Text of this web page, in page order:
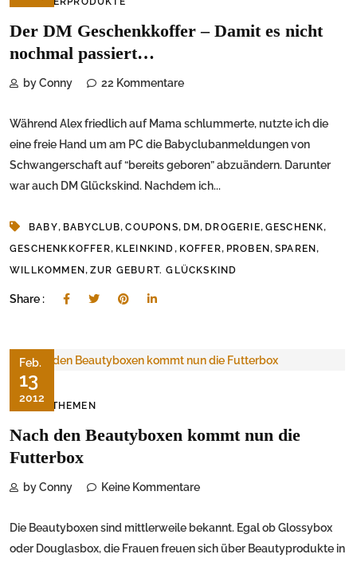
Der DM Geschenkkoffer – Damit es nicht
nochmal passiert…
by Conny 22 Kommentare
Während Alex friedlich auf Mama schlummerte, nutzte ich die
eine freie Hand um am PC die Babyclubanmeldungen von
Schwangerschaft auf “bereits geboren” abzuändern. Darunter
war auch DM Glückskind. Nachdem ich...
BABY, BABYCLUB,COUPONS, DM, DROGERIE, GESCHENK,
GESCHENKKOFFER, KLEINKIND, KOFFER, PROBEN,SPAREN,
WILLKOMMEN , ZUR GEBURT. GLÜCKSKIND
Share :
Feb.
13
2012
WEBTHEMEN
Nach den Beautyboxen kommt nun die
Futterbox
by Conny Keine Kommentare
Die Beautyboxen sind mittlerweile bekannt. Egal ob Glossybox
oder Douglasbox, die Frauen freuen sich über Beautyprodukte in